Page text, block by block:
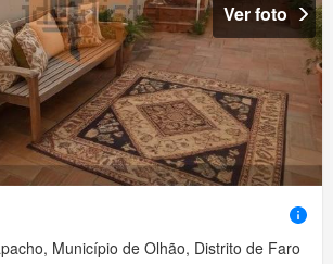
Ver foto
Município de Olhão, Distrito de Faro